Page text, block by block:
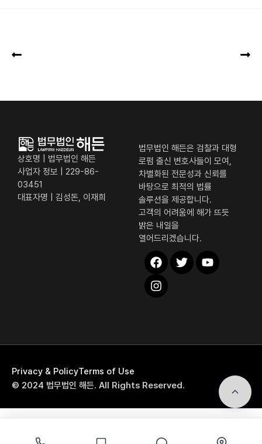
상호명 | 법무법인 해든
사업자 정보 | 229-86-
03451
대표자명 | 김성돈, 이재희
법무법인 해든은 검찰과 대형
로펌 출신 변호사들이 모여,
차별화된 전문성과 신뢰를
바탕으로 최적의 법률
솔루션을 제공합니다.
고객의 어려움에 해가 뜨듯
밝은 내일을
열어드리겠습니다.
Privacy & PolicyTerms of Use
© 2024 법무법인 해든. All Rights Reserved.
해든 퀵 메뉴